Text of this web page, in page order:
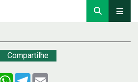
Compartilhe
WhatsApp
Telegram